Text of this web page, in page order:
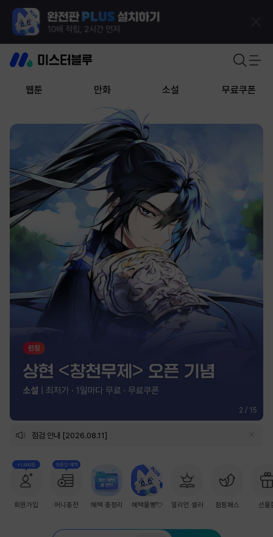
웹툰 만화 소설 무료쿠폰
2 / 15
점검 안내 [2026.08.11]
+1,000원
회원가입
첫충전 혜택
머니충전 혜택 총정리 혜택몰빵💘 밀리언 셀러 점핑패스 선물